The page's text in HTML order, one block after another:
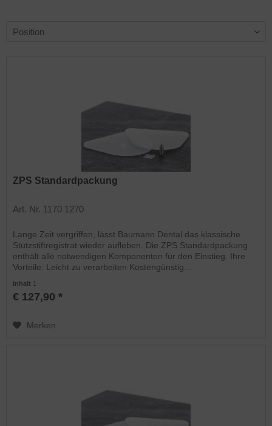
ZPS Standardpackung
Art. Nr. 1170 1270
Lange Zeit vergriffen, lässt Baumann Dental das klassische
Stützstiftregistrat wieder aufleben. Die ZPS Standardpackung
enthält alle notwendigen Komponenten für den Einstieg. Ihre
Vorteile: Leicht zu verarbeiten Kostengünstig...
Inhalt 1
€ 127,90 *
Merken